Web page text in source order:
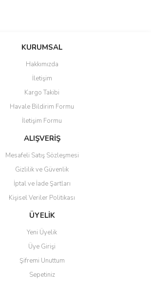
Bu ürüne ilk yorumu siz yapın!
Yorum Yaz
bozuk veya görüntülenemiyor.
eksik bilgiler bulunuyor.
hatalar bulunuyor.
sitelerden daha pahalı.
farklı alternatifler olmalı.
Gönder
KURUMSAL
Hakkımızda
İletişim
Kargo Takibi
Havale Bildirim Formu
İletişim Formu
ALIŞVERİŞ
Mesafeli Satış Sözleşmesi
Gizlilik ve Güvenlik
İptal ve İade Şartları
Kişisel Veriler Politikası
ÜYELİK
Yeni Üyelik
Üye Girişi
Şifremi Unuttum
Sepetiniz